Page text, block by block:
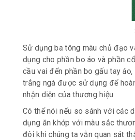
Sử dụng ba tông màu chủ đạo
dụng cho phần bo áo và phần
cầu vai đến phần bo gấu tay
trắng ngà được sử dụng để
nhận diện của thương hiệu
Có thể nói nếu so sánh với các
dụng ăn khớp với màu sắc
đôi khi chúng ta vẫn quan sát